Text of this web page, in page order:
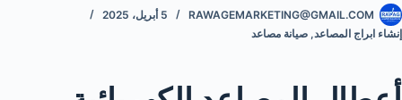
RAWAGEMARKETING@GMAIL.COM
5 أبريل، 2025
إنشاء ابراج المصاعد, صيانة مصاعد